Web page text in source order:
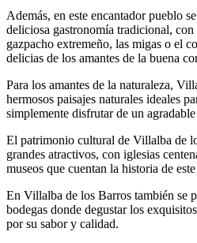
Además, en este encantador pueblo
deliciosa gastronomía tradicional,
gazpacho extremeño, las migas o el
delicias de los amantes de la buena
Para los amantes de la naturaleza,
hermosos paisajes naturales ideales
simplemente disfrutar de un
El patrimonio cultural de Villalba de
grandes atractivos, con iglesias
museos que cuentan la historia de
En Villalba de los Barros también se
bodegas donde degustar los
por su sabor y calidad.